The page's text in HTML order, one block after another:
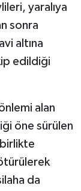
yaralıya
sonra
altına
edildiği
alan
öne sürülen
da